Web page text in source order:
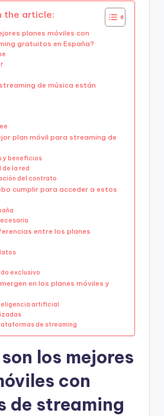
the article:
planes móviles con
gratuitos en España?
de música están
plan móvil para streaming de
y beneficios
de la red
del contrato
cumplir para acceder a estos
entre los planes
exclusivo
en los planes móviles y
artificial
de streaming
los mejores
con
de streaming